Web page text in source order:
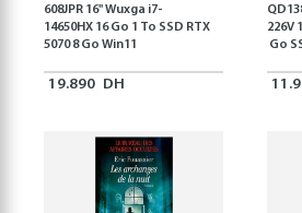
608JPR 16'' Wuxga i7-
14650HX 16 Go 1 To SSD RTX
5070 8 Go Win11
19.890 DH
226V
Go